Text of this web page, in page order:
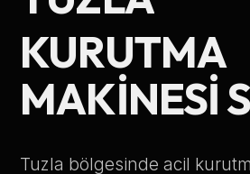
KURUTMA
MAKINESI
Tuzla bölgesinde acil
Telefon Numarası
Hizmet Türü